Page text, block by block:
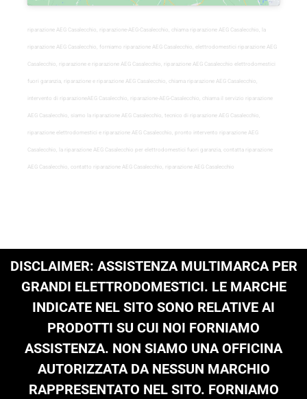
riparazione AEG Casalecchio, riparazione-AEG-Casalecchio, chiama riparazione AEG Casalecchio, la
riparazione AEG Casalecchio, forniamo riparazione AEG Casalecchio, elettrodomestici riparazione AEG
Casalecchio, riparazione e riparazione AEG Casalecchio, riparazione AEG Casalecchio elettrodomestici
fuori garanzia, riparazione e riparazione AEG Casalecchio, chiama riparazione AEG Casalecchio,
intervento di riparazioneAEG Casalecchio, riparazione-AEG-Casalecchio, chiama il servizio riparazione
AEG Casalecchio, siamo la riparazione AEG Casalecchio, tecnico di riparazione AEG Casalecchio,
riparazione elettrodomestici e riparazione AEG Casalecchio, pronto intervento riparazione AEG
Casalecchio, la riparazione AEG Casalecchio per elettrodomestici fuori garanzia, contatta riparazione
AEG Casalecchio, contatto riparazione AEG Casalecchio, riparazione AEG Casalecchio
DISCLAIMER: ASSISTENZA MULTIMARCA PER
GRANDI ELETTRODOMESTICI. LE MARCHE
INDICATE NEL SITO SONO RELATIVE AI
PRODOTTI SU CUI NOI FORNIAMO
ASSISTENZA. NON SIAMO UNA OFFICINA
AUTORIZZATA DA NESSUN MARCHIO
RAPPRESENTATO NEL SITO. FORNIAMO